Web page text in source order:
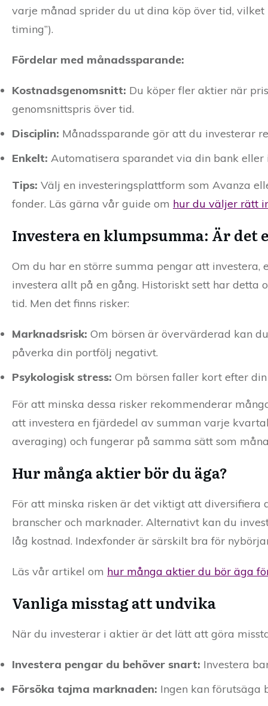
varje månad sprider du ut dina köp över tid,
timing”).
Fördelar med månadssparande:
Kostnadsgenomsnitt: Du köper fler aktier när
genomsnittspris över tid.
Disciplin: Månadssparande gör att du investerar
Enkelt: Automatisera sparandet via din bank
Tips: Välj en investeringsplattform som Avanza
fonder. Läs gärna vår guide om hur du väljer rätt
Investera en klumpsumma: Är det
Om du har en större summa pengar att
investera allt på en gång. Historiskt sett har
tid. Men det finns risker:
Marknadsrisk: Om börsen är övervärderad kan
påverka din portfölj negativt.
Psykologisk stress: Om börsen faller kort efter
För att minska dessa risker rekommenderar
att investera en fjärdedel av summan varje
averaging) och fungerar på samma sätt som
Hur många aktier bör du äga?
För att minska risken är det viktigt att
branscher och marknader. Alternativt kan du
låg kostnad. Indexfonder är särskilt bra för
Läs vår artikel om hur många aktier du bör äga
Vanliga misstag att undvika
När du investerar i aktier är det lätt att göra
Investera pengar du behöver snart: Investera
Försöka tajma marknaden: Ingen kan förutsäga